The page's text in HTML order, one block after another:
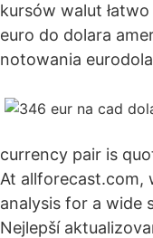
kursów walut
euro do dolara
notowania
currency pair is
At allforecast.com,
analysis for a wide
Nejlepší